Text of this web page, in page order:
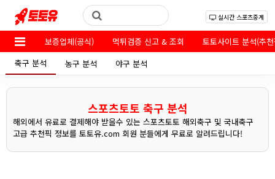
실시간 스포츠중계
보증업체(공식) 먹튀검증 신고 & 조회
토토사이트 분석(추
축구 분석
농구 분석 야구 분석
스포츠토토 축구 분석
해외에서 유료로 결제해야 받을수 있는 스포츠토토 해외축구 및 국내축구
고급 추천픽 정보를 토토유.com 회원 분들에게 무료로 알려드립니다!